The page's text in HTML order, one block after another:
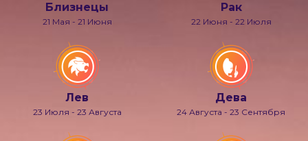
Близнецы
21 Мая - 21 Июня
Рак
22 Июня - 22 Июля
Лев
23 Июля - 23 Августа
Дева
24 Августа - 23 Сентября